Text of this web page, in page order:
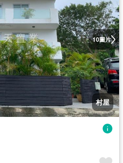
10圖片
村屋